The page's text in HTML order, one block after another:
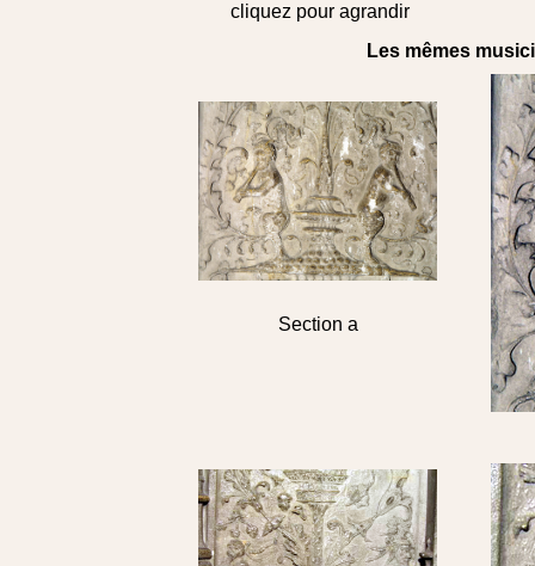
cliquez pour agrandir
Les mêmes
Section a